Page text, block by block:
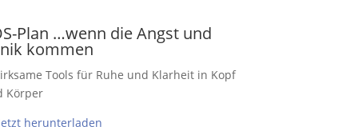
Plan …wenn die Angst und
kommen
Tools für Ruhe und Klarheit in Kopf
Körper
herunterladen